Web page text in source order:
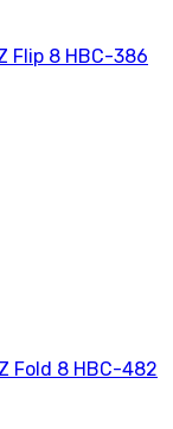
Flip 8 HBC-386
Fold 8 HBC-482